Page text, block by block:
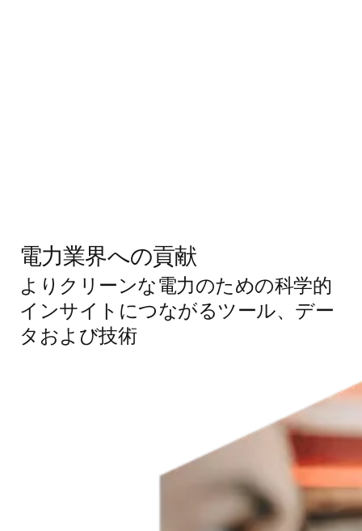
電力業界への貢献
よりクリーンな電力のための科学的
インサイトにつながるツール、デー
タおよび技術